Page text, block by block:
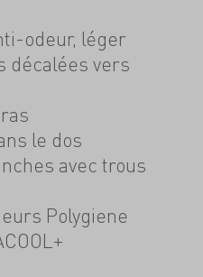
odeur, léger
décalées vers
le dos
avec trous
Polygiene